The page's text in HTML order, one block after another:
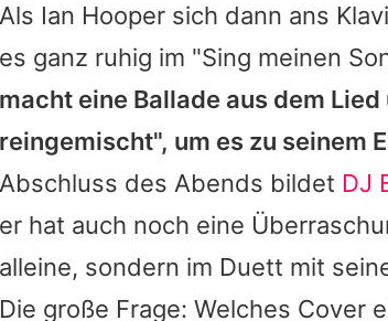
Als Ian Hooper sich dann ans
es ganz ruhig im "Sing meinen
macht eine Ballade aus dem
reingemischt", um es zu seinem
Abschluss des Abends bildet DJ
er hat auch noch eine
alleine, sondern im Duett mit
Die große Frage: Welches Cover